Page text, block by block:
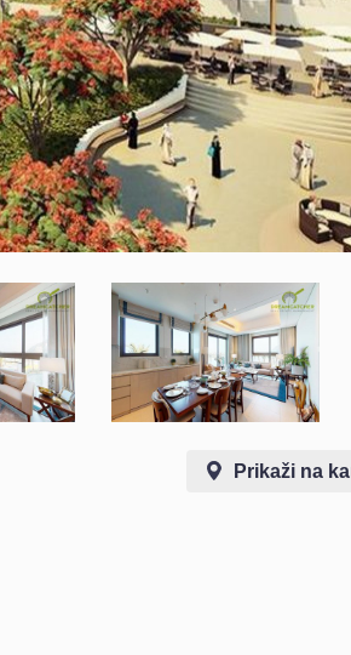
Prikaži na